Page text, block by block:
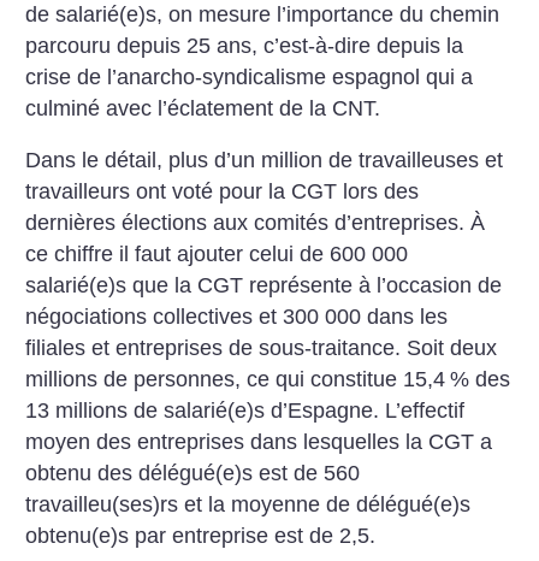
de salarié(e)s, on mesure l’importance du chemin
parcouru depuis 25 ans, c’est-à-dire depuis la
crise de l’anarcho-syndicalisme espagnol qui a
culminé avec l’éclatement de la CNT.
Dans le détail, plus d’un million de travailleuses et
travailleurs ont voté pour la CGT lors des
dernières élections aux comités d’entreprises. À
ce chiffre il faut ajouter celui de 600 000
salarié(e)s que la CGT représente à l’occasion de
négociations collectives et 300 000 dans les
filiales et entreprises de sous-traitance. Soit deux
millions de personnes, ce qui constitue 15,4 % des
13 millions de salarié(e)s d’Espagne. L’effectif
moyen des entreprises dans lesquelles la CGT a
obtenu des délégué(e)s est de 560
travailleu(ses)rs et la moyenne de délégué(e)s
obtenu(e)s par entreprise est de 2,5.